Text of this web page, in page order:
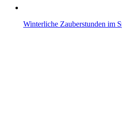
Winterliche Zauberstunden im